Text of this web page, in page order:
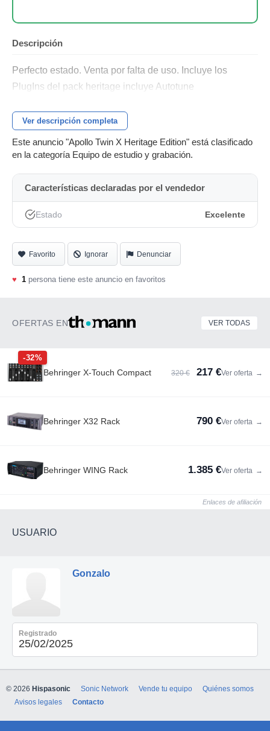
Descripción
Perfecto estado. Venta por falta de uso. Incluye los
PlugIns del pack heritage incluye Autotune
Ver descripción completa
Este anuncio "Apollo Twin X Heritage Edition" está clasificado
en la categoría Equipo de estudio y grabación.
Características declaradas por el vendedor
Estado Excelente
Favorito Ignorar Denunciar
♥ 1 persona tiene este anuncio en favoritos
OFERTAS EN VER TODAS
-32%
Behringer X-Touch Compact 320 € 217 €Ver oferta →
Behringer X32 Rack 790 €Ver oferta →
Behringer WING Rack 1.385 €Ver oferta →
Enlaces de afiliación
USUARIO
Gonzalo
Registrado
25/02/2025
© 2026 Hispasonic Sonic Network Vende tu equipo
Quiénes somos
Avisos legales
Contacto